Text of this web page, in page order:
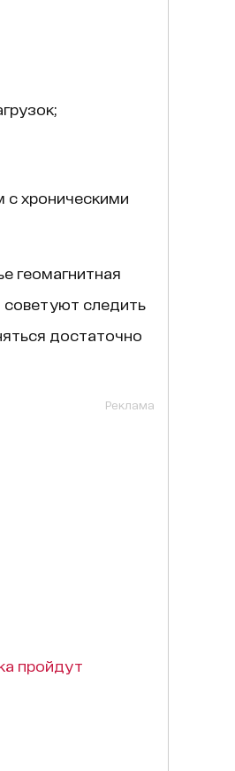
с хроническими
геомагнитная
советуют следить
достаточно
Реклама
пройдут